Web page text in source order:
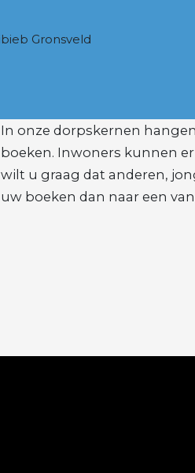
In onze dorpskernen
boeken. Inwoners kunnen
wilt u graag dat anderen,
uw boeken dan naar een